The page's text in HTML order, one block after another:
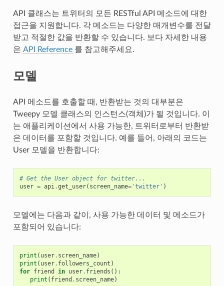
API 클래스는 트위터의 모든 RESTful API 메소드에 대한
접근을 지원합니다. 각 메소드는 다양한 매개변수를 전달
받고 적절한 값을 반환할 수 있습니다. 보다 자세한 내용
은 API Reference를 참고해주세요.
모델
API 메소드를 호출할 때, 반환받는 것의 대부분은
Tweepy 모델 클래스의 인스턴스(객체)가 될 것입니다. 이
는 애플리케이션에서 사용 가능한, 트위터로부터 반환받
은 데이터를 포함할 것입니다. 예를 들어, 아래의 코드는
User 모델을 반환합니다:
# Get the User object for twitter...
user = api.get_user( screen_name='twitter' )
모델에는 다음과 같이, 사용 가능한 데이터 및 메소드가
포함되어 있습니다:
print ( user. screen_name)
print ( user. followers_count )
for friend in user. friends ():
print ( friend . screen_name)